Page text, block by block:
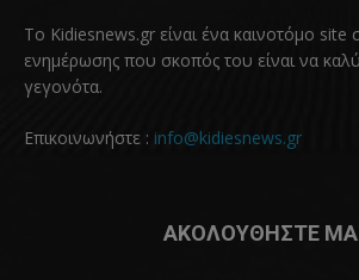
Το Kidiesnews.gr είναι ένα καινοτόμο site
ενημέρωσης που σκοπός του είναι να
γεγονότα.
Επικοινωνήστε : info@kidiesnews.gr
ΑΚΟΛΟΥΘΗΣΤΕ